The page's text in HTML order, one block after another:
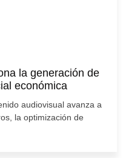
la generación de
económica
audiovisual avanza a
la optimización de